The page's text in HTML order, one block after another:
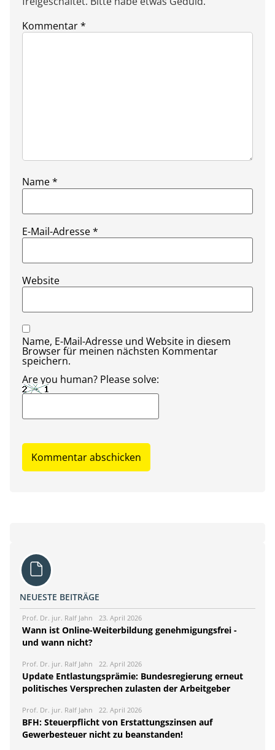
Kommentar*
Name*
E-Mail-Adresse*
Website
Name, E-Mail-Adresse und Website in diesem
Browser für meinen nächsten Kommentar
speichern.
Are you human? Please solve:
NEUESTE BEITRÄGE
Prof. Dr. jur. Ralf Jahn 23. April 2026
Wann ist Online-Weiterbildung genehmigungsfrei -
und wann nicht?
Prof. Dr. jur. Ralf Jahn 22. April 2026
Update Entlastungsprämie: Bundesregierung erneut
politisches Versprechen zulasten der Arbeitgeber
Prof. Dr. jur. Ralf Jahn 22. April 2026
BFH: Steuerpflicht von Erstattungszinsen auf
Gewerbesteuer nicht zu beanstanden!